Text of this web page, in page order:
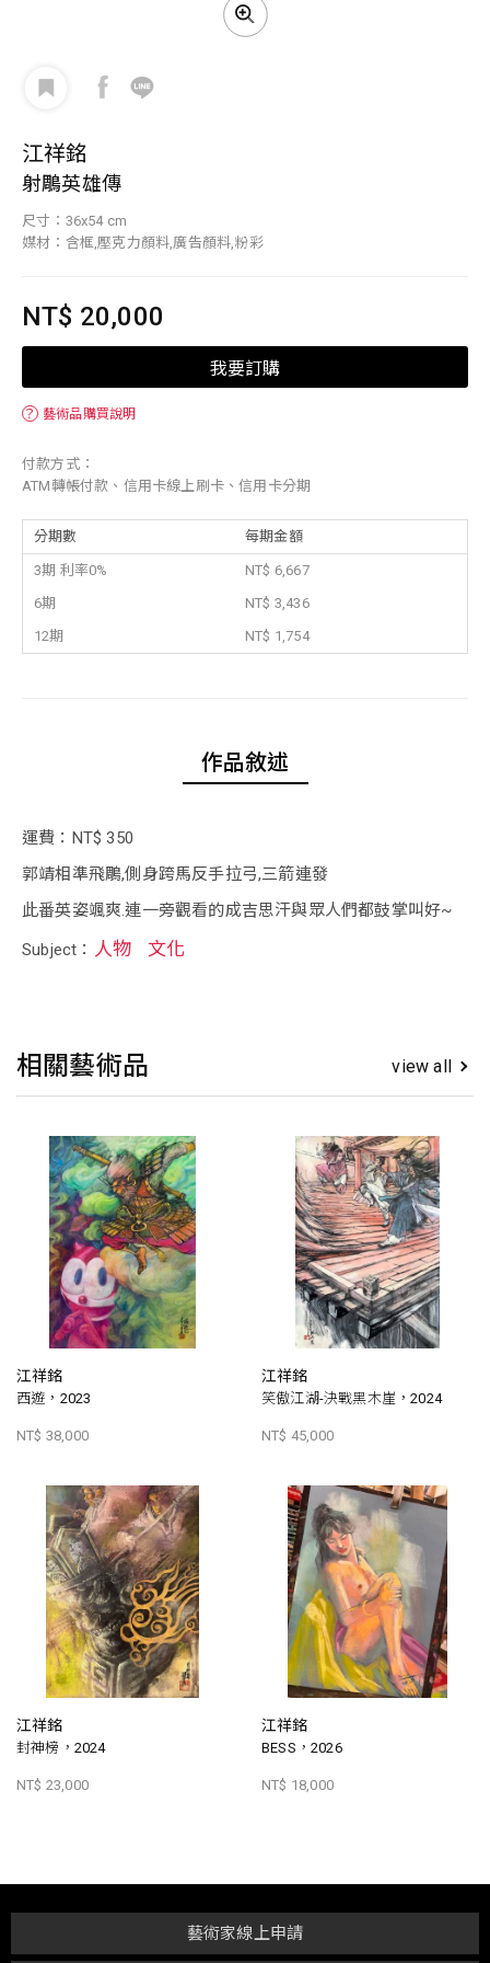
江祥銘
射鵰英雄傳
尺寸：36x54 cm
媒材：含框,壓克力顏料,廣告顏料,粉彩
NT$ 20,000
我要訂購
？ 藝術品購買說明
付款方式：
ATM轉帳付款、信用卡線上刷卡、信用卡分期
分期數 每期金額
3期 利率0%
NT$ 6,667
6期
NT$ 3,436
12期
NT$ 1,754
作品敘述
運費：NT$ 350
郭靖相準飛鵰,側身跨馬反手拉弓,三箭連發
此番英姿颯爽.連一旁觀看的成吉思汗與眾人們都鼓掌叫好~
Subject： 人物 文化
相關藝術品 view all
江祥銘
西遊，2023
NT$ 38,000
江祥銘
笑傲江湖-決戰黑木崖，2024
NT$ 45,000
江祥銘
封神榜，2024
NT$ 23,000
江祥銘
BESS，2026
NT$ 18,000
藝術家線上申請